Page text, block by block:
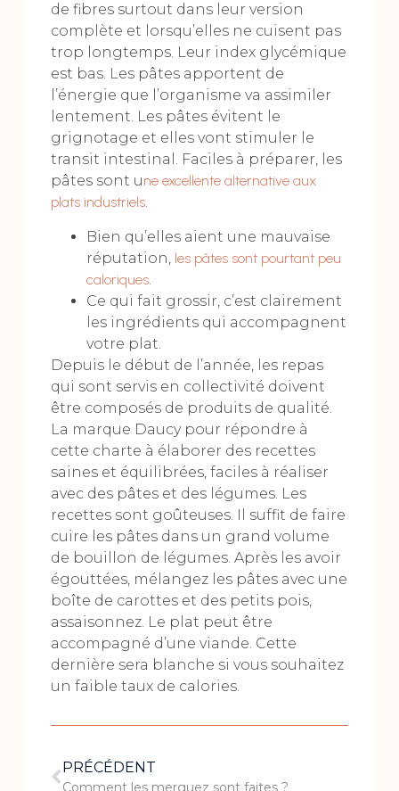
de fibres surtout dans leur version
complète et lorsqu’elles ne cuisent pas
trop longtemps. Leur index glycémique
est bas. Les pâtes apportent de
l’énergie que l’organisme va assimiler
lentement. Les pâtes évitent le
grignotage et elles vont stimuler le
transit intestinal. Faciles à préparer, les
pâtes sont une excellente alternative aux
plats industriels.
Bien qu’elles aient une mauvaise
réputation, les pâtes sont pourtant peu
caloriques.
Ce qui fait grossir, c’est clairement
les ingrédients qui accompagnent
votre plat.
Depuis le début de l’année, les repas
qui sont servis en collectivité doivent
être composés de produits de qualité.
La marque Daucy pour répondre à
cette charte à élaborer des recettes
saines et équilibrées, faciles à réaliser
avec des pâtes et des légumes. Les
recettes sont goûteuses. Il suffit de faire
cuire les pâtes dans un grand volume
de bouillon de légumes. Après les avoir
égouttées, mélangez les pâtes avec une
boîte de carottes et des petits pois,
assaisonnez. Le plat peut être
accompagné d’une viande. Cette
dernière sera blanche si vous souhaitez
un faible taux de calories.
PRÉCÉDENT
Comment les merguez sont faites ?